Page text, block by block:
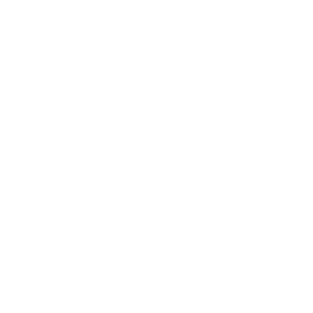
företag och grupper att samla in pengar på ett
har fullständig kontroll via ett
kläder och hushållsprodukter från välkända
och UF-företag uppnår upp till 50 procent
en komplett e-handelsplattform, och grupper
professionellt säljmaterial som bilder och
timmar per kampanj. Säljarna behöver inte
är valda för hög kvalitet, attraktiva
säljare och produkt loggas automatiskt i
och kampanjresultat är synliga i realtid
krävs.